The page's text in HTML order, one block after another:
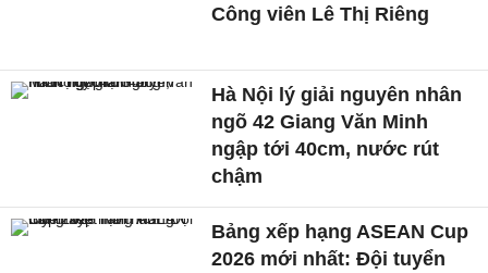
Công viên Lê Thị Riêng
Hà Nội lý giải nguyên nhân
ngõ 42 Giang Văn Minh
ngập tới 40cm, nước rút
chậm
Bảng xếp hạng ASEAN Cup
2026 mới nhất: Đội tuyển